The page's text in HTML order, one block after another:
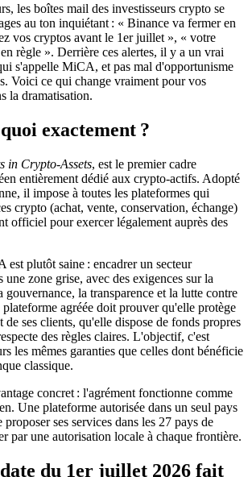
les boîtes mail des investisseurs crypto se
au ton inquiétant : « Binance va fermer en
vos cryptos avant le 1er juillet », « votre
règle ». Derrière ces alertes, il y a un vrai
s'appelle MiCA, et pas mal d'opportunisme
Voici ce qui change vraiment pour vos
la dramatisation.
exactement ?
in Crypto-Assets, est le premier cadre
entièrement dédié aux crypto-actifs. Adopté
il impose à toutes les plateformes qui
crypto (achat, vente, conservation, échange)
officiel pour exercer légalement auprès des
plutôt saine : encadrer un secteur
une zone grise, avec des exigences sur la
gouvernance, la transparence et la lutte contre
agréée doit prouver qu'elle protège
de ses clients, qu'elle dispose de fonds propres
des règles claires. L'objectif, c'est
les mêmes garanties que celles dont bénéficie
classique.
concret : l'agrément fonctionne comme
Une plateforme autorisée dans un seul pays
ses services dans les 27 pays de
par une autorisation locale à chaque frontière.
du 1er juillet 2026 fait